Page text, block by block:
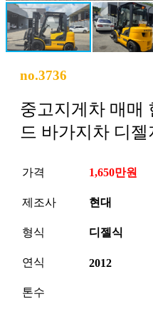
no.3736
중고지게차 매매
드 바가지차 디젤
가격 1,650만원
제조사 현대
형식 디젤식
연식 2012
톤수